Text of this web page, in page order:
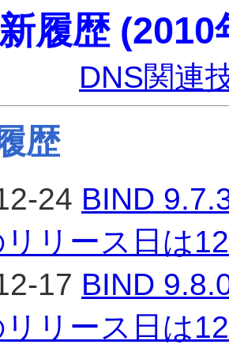
履歴 (2010
DNS関連
歴
24 BIND
リース日は
17 BIND
リース日は